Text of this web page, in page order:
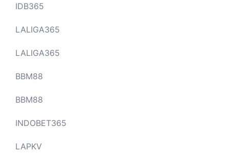
IDB365
LALIGA365
LALIGA365
BBM88
BBM88
INDOBET365
LAPKV